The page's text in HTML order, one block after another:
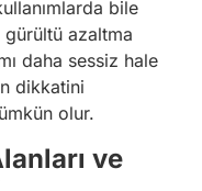
bile
azaltma
daha sessiz hale
dikkatini
olur.
ve